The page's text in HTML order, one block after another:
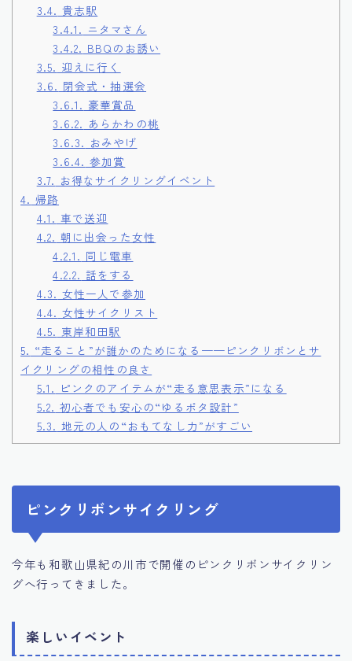
3.4. 貴志駅
3.4.1. ニタマさん
3.4.2. BBQのお誘い
3.5. 迎えに行く
3.6. 閉会式・抽選会
3.6.1. 豪華賞品
3.6.2. あらかわの桃
3.6.3. おみやげ
3.6.4. 参加賞
3.7. お得なサイクリングイベント
4. 帰路
4.1. 車で送迎
4.2. 朝に出会った女性
4.2.1. 同じ電車
4.2.2. 話をする
4.3. 女性一人で参加
4.4. 女性サイクリスト
4.5. 東岸和田駅
5. “走ること”が誰かのためになる——ピンクリボンとサ
イクリングの相性の良さ
5.1. ピンクのアイテムが“走る意思表示”になる
5.2. 初心者でも安心の“ゆるポタ設計”
5.3. 地元の人の“おもてなし力”がすごい
ピンクリボンサイクリング
今年も和歌山県紀の川市で開催のピンクリボンサイクリン
グへ行ってきました。
楽しいイベント